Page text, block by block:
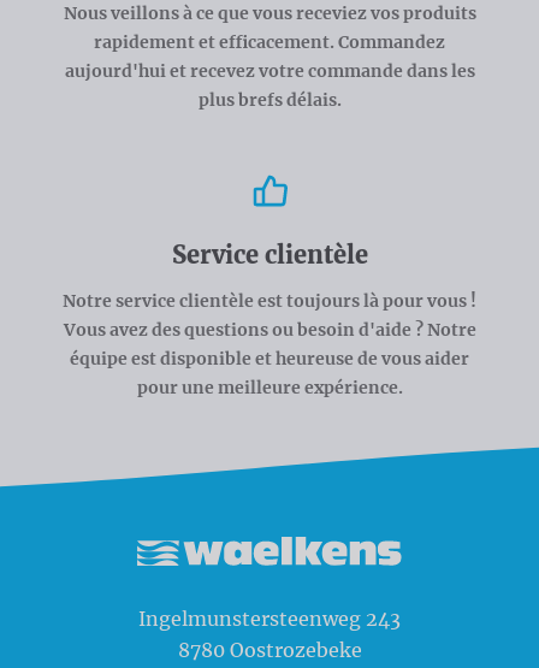
Nous veillons à ce que vous receviez vos produits
rapidement et efficacement. Commandez
aujourd'hui et recevez votre commande dans les
plus brefs délais.
Service clientèle
Notre service clientèle est toujours là pour vous !
Vous avez des questions ou besoin d'aide ? Notre
équipe est disponible et heureuse de vous aider
pour une meilleure expérience.
Ingelmunstersteenweg 243
8780 Oostrozebeke